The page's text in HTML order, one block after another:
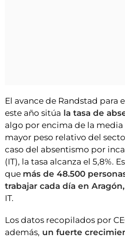
El avance de Randstad
este año sitúa la tasa de
algo por encima de la
mayor peso relativo del
caso del absentismo por
(IT), la tasa alcanza el 5,8%.
que más de 48.500
trabajar cada día en Aragón,
IT.
Los datos recopilados por
además, un fuerte